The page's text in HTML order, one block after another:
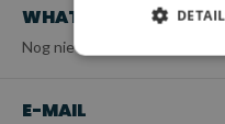
WHATSAPP
Nog niet beschikbaar
E-MAIL